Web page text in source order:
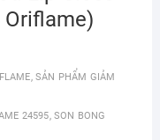
Oriflame)
, SẢN PHẨM GIẢM
24595, SON BONG